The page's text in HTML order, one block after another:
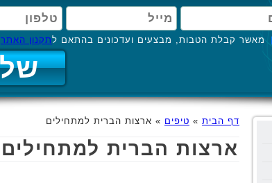
מאשר קבלת הטבות, מבצעים ועדכונים בהתאם לתקנון האתר
דף הבית » טיפים » ארצות הברית למתחילים
ארצות הברית למתחילים